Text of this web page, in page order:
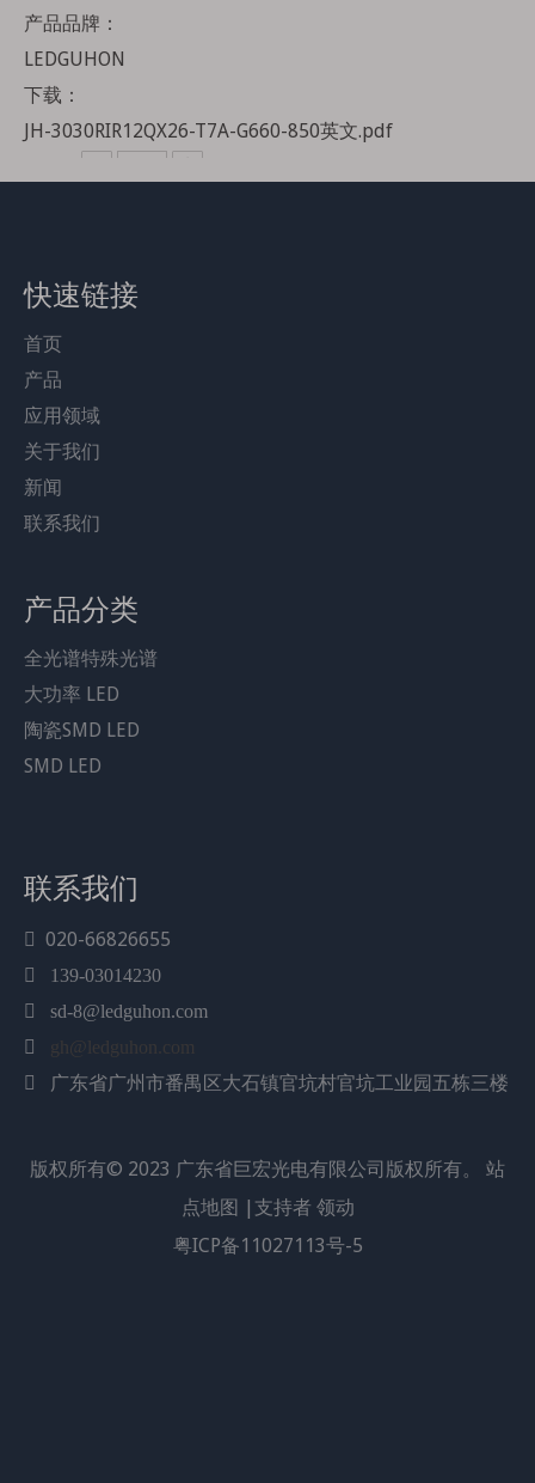
产品品牌：
LEDGUHON
下载：
JH-3030RIR12QX26-T7A-G660-850英文.pdf
产品描述
3030陶瓷LED多波长组合光源是一种多功能、先进的解决
方案，适用于医疗和美容应用。
该光源将五种不同的波长集成到一个紧凑的封装中，从而
实现精确有效的治疗。
多波长功能可应用于多种应用，例如痤疮治疗和皮肤再
快速链接
首页
产品
应用领域
关于我们
新闻
联系我们
产品分类
全光谱特殊光谱
大功率 LED
陶瓷SMD LED
SMD LED
联系我们
 020-66826655

139-03014230
 sd-8@ledguhon.com
 gh@ledguhon.com

广东省广州市番禺区大石镇官坑村官坑工业园五栋三楼
版权所有© 2023 广东省巨宏光电有限公司版权所有。 站
点地图 |支持者 领动
粤ICP备11027113号-5